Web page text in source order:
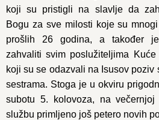
koji su pristigli na slavlje da
Bogu za sve milosti koje su
prošlih 26 godina, a također
zahvaliti svim poslužiteljima Kuće
koji su se odazvali na Isusov poziv
sestrama. Stoga je u okviru
subotu 5. kolovoza, na
službu primljeno još petero novih